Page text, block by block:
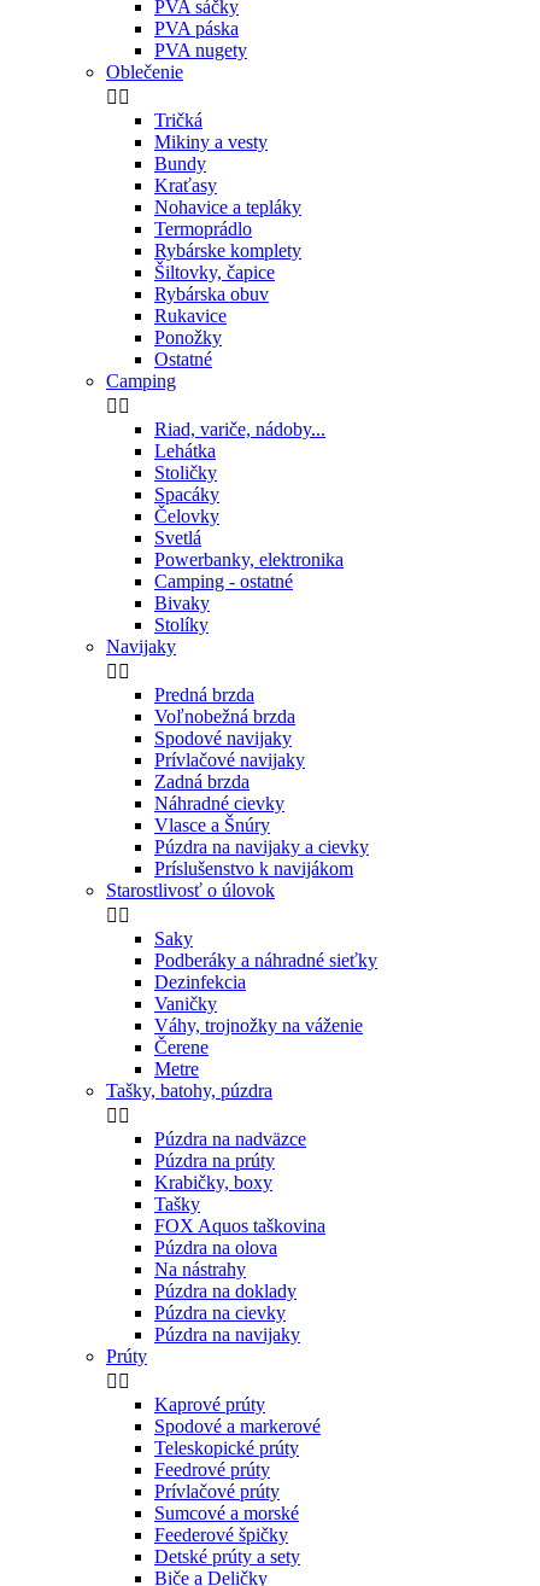
PVA sáčky
PVA páska
PVA nugety
Oblečenie
 
Tričká
Mikiny a vesty
Bundy
Kraťasy
Nohavice a tepláky
Termoprádlo
Rybárske komplety
Šiltovky, čapice
Rybárska obuv
Rukavice
Ponožky
Ostatné
Camping
 
Riad, variče, nádoby...
Lehátka
Stoličky
Spacáky
Čelovky
Svetlá
Powerbanky, elektronika
Camping - ostatné
Bivaky
Stolíky
Navijaky
 
Predná brzda
Voľnobežná brzda
Spodové navijaky
Prívlačové navijaky
Zadná brzda
Náhradné cievky
Vlasce a Šnúry
Púzdra na navijaky a cievky
Príslušenstvo k navijákom
Starostlivosť o úlovok
 
Saky
Podberáky a náhradné sieťky
Dezinfekcia
Vaničky
Váhy, trojnožky na váženie
Čerene
Metre
Tašky, batohy, púzdra
 
Púzdra na nadväzce
Púzdra na prúty
Krabičky, boxy
Tašky
FOX Aquos taškovina
Púzdra na olova
Na nástrahy
Púzdra na doklady
Púzdra na cievky
Púzdra na navijaky
Prúty
 
Kaprové prúty
Spodové a markerové
Teleskopické prúty
Feedrové prúty
Prívlačové prúty
Sumcové a morské
Feederové špičky
Detské prúty a sety
Biče a Deličky